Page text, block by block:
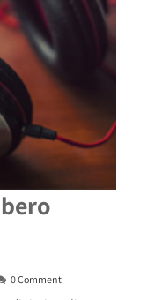
0 Comment